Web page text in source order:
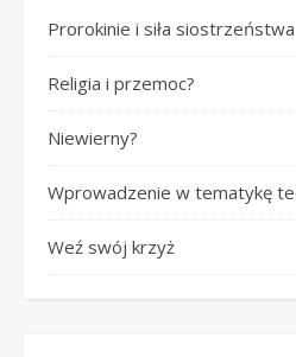
Prorokinie i siła siostrzeństwa
Religia i przemoc?
Niewierny?
Wprowadzenie w tematykę
Weź swój krzyż